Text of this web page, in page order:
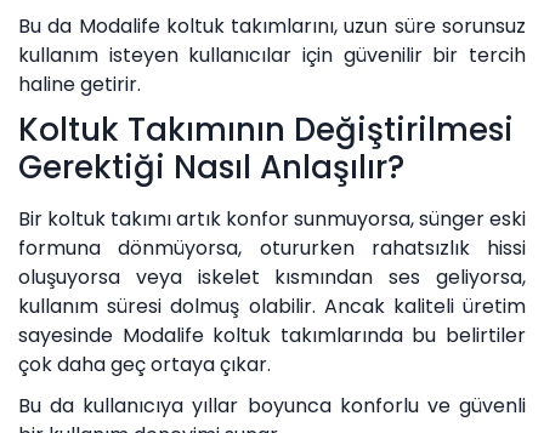
Bu da Modalife koltuk takımlarını, uzun süre sorunsuz
kullanım isteyen kullanıcılar için güvenilir bir tercih
haline getirir.
Koltuk Takımının Değiştirilmesi
Gerektiği Nasıl Anlaşılır?
Bir koltuk takımı artık konfor sunmuyorsa, sünger eski
formuna dönmüyorsa, otururken rahatsızlık hissi
oluşuyorsa veya iskelet kısmından ses geliyorsa,
kullanım süresi dolmuş olabilir. Ancak kaliteli üretim
sayesinde Modalife koltuk takımlarında bu belirtiler
çok daha geç ortaya çıkar.
Bu da kullanıcıya yıllar boyunca konforlu ve güvenli